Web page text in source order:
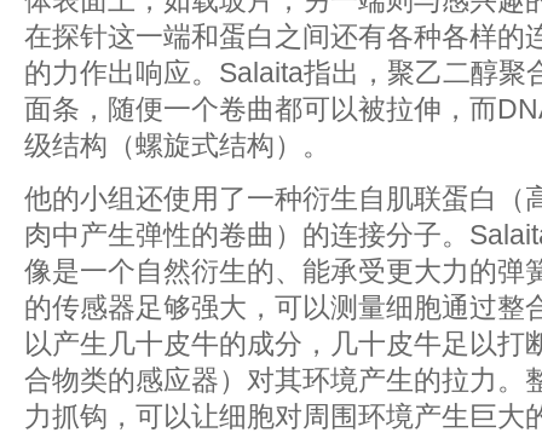
在探针这一端和蛋白之间还有各种各样的
的力作出响应。Salaita指出，聚乙二醇聚
面条，随便一个卷曲都可以被拉伸，而
级结构（螺旋式结构）。
他的小组还使用了一种衍生自肌联蛋白（
肉中产生弹性的卷曲）的连接分子。
像是一个自然衍生的、能承受更大力的弹
的传感器足够强大，可以测量细胞通过整
以产生几十皮牛的成分，几十皮牛足以打
合物类的感应器）对其环境产生的拉力。
力抓钩，可以让细胞对周围环境产生巨大